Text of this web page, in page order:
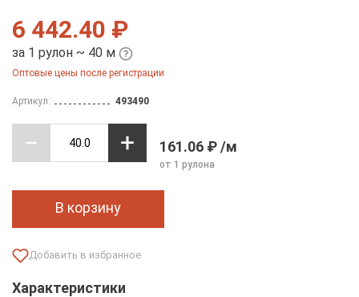
6 442.40 ₽
за 1 рулон ~ 40 м
Оптовые цены после регистрации
Артикул: 493490
161.06 ₽ /м
от 1 рулона
В корзину
Характеристики